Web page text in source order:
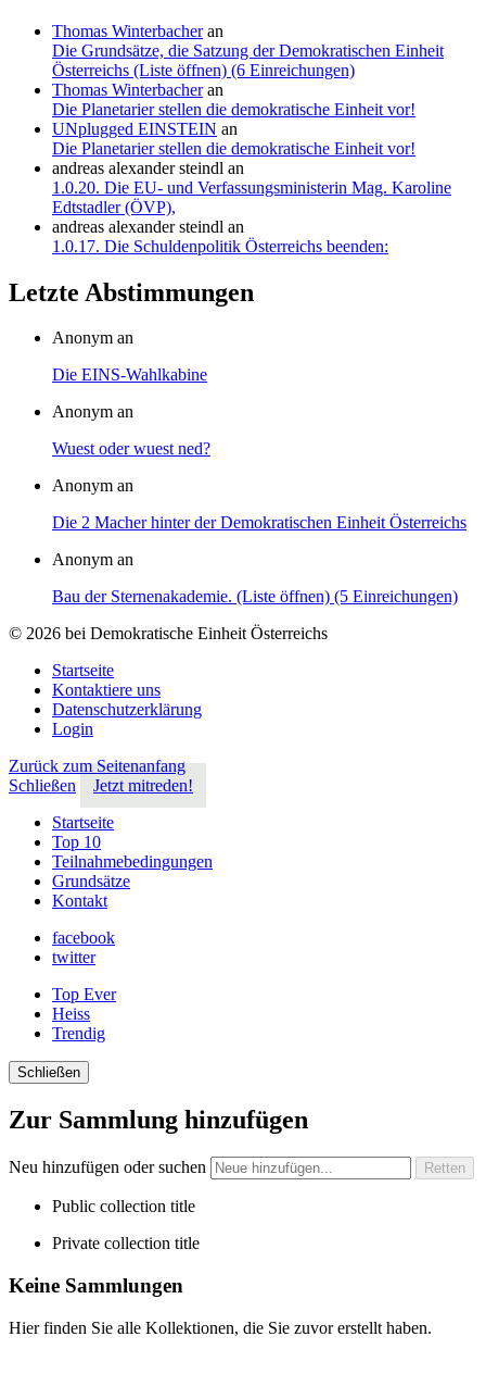
Thomas Winterbacheran
Die Grundsätze, die Satzung der Demokratischen Einheit
Österreichs (Liste öffnen) (6 Einreichungen)
Thomas Winterbacheran
Die Planetarier stellen die demokratische Einheit vor!
UNplugged EINSTEIN an
Die Planetarier stellen die demokratische Einheit vor!
andreas alexander steindl an
1.0.20. Die EU- und Verfassungsministerin Mag. Karoline
Edtstadler (ÖVP),
andreas alexander steindl an
1.0.17. Die Schuldenpolitik Österreichs beenden:
Letzte Abstimmungen
Anonym an
Die EINS-Wahlkabine
Anonym an
Wuest oder wuest ned?
Anonym an
Die 2 Macher hinter der Demokratischen Einheit Österreichs
Anonym an
Bau der Sternenakademie. (Liste öffnen) (5 Einreichungen)
© 2026 bei Demokratische Einheit Österreichs
Startseite
Kontaktiere uns
Datenschutzerklärung
Login
Zurück zum Seitenanfang
Schließen
Jetzt mitreden!
Startseite
Top 10
Teilnahmebedingungen
Grundsätze
Kontakt
facebook
twitter
Top Ever
Heiss
Trendig
Schließen
Zur Sammlung hinzufügen
Neu hinzufügen oder suchen
Public collection title
Private collection title
Keine Sammlungen
Hier finden Sie alle Kollektionen, die Sie zuvor erstellt haben.